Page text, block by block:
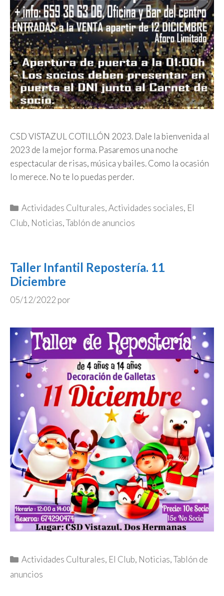
CSD VISTAZUL COTILLÓN 2023. Dale la bienvenida al
2023 de la mejor forma. Pasaremos una noche
espectacular de risas, música y bailes. Como la ocasión
lo merece. No te lo puedas perder.
Categorías
Actividades Culturales,Actividades sociales, El
Club, Noticias,Tablón de anuncios
Taller Infantil Repostería. 11
Diciembre
05/12/2022 por
Categorías
Actividades Culturales, El Club, Noticias,Tablón de
anuncios